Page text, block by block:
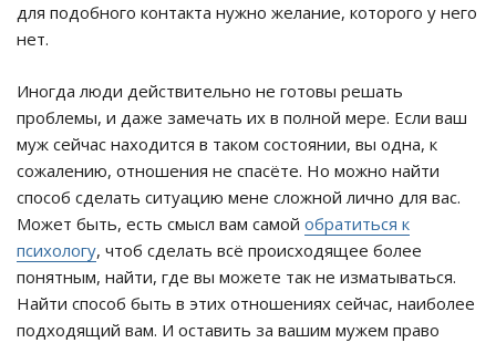
для подобного контакта нужно желание, которого у него
нет.
Иногда люди действительно не готовы решать
проблемы, и даже замечать их в полной мере. Если ваш
муж сейчас находится в таком состоянии, вы одна, к
сожалению, отношения не спасёте. Но можно найти
способ сделать ситуацию мене сложной лично для вас.
Может быть, есть смысл вам самой обратиться к
психологу, чтоб сделать всё происходящее более
понятным, найти, где вы можете так не изматываться.
Найти способ быть в этих отношениях сейчас, наиболее
подходящий вам. И оставить за вашим мужем право